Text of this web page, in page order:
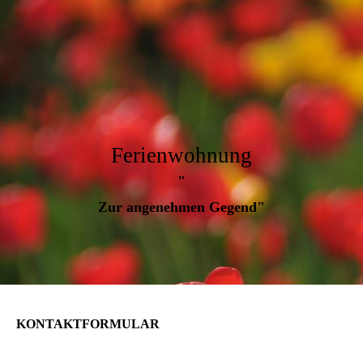
Ferienwohnung
"
Zur angenehmen Gegend"
KONTAKTFORMULAR